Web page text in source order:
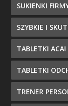
SUKIENKI
SZYBKIE I
TABLETKI ACAI
TABLETKI
TRENER